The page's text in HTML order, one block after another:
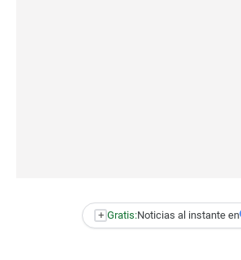
+ Gratis:Noticias al instante en